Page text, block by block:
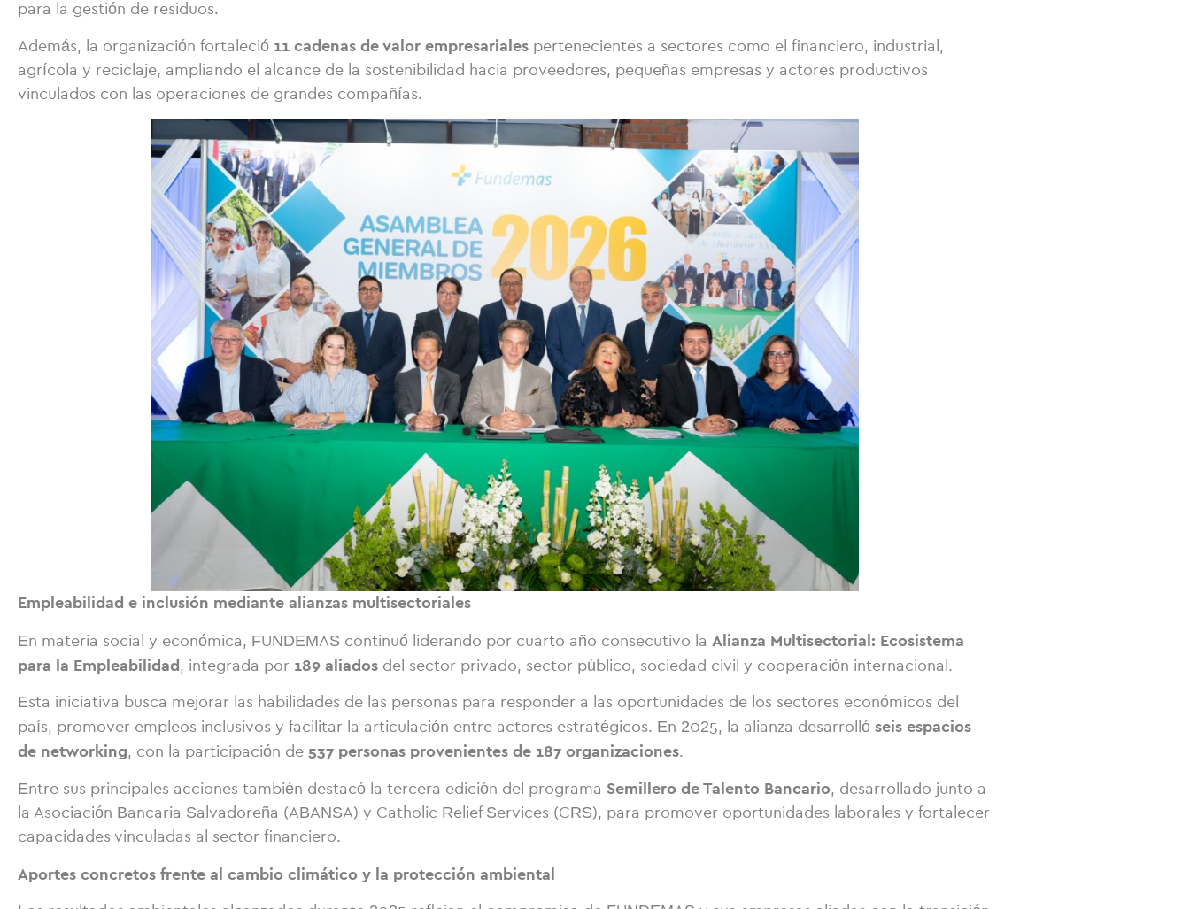
para la gestión de residuos.
Además, la organización fortaleció 11 cadenas de valor empresariales pertenecientes a sectores como el financiero, industrial,
agrícola y reciclaje, ampliando el alcance de la sostenibilidad hacia proveedores, pequeñas empresas y actores productivos
vinculados con las operaciones de grandes compañías.
Empleabilidad e inclusión mediante alianzas multisectoriales
En materia social y económica, FUNDEMAS continuó liderando por cuarto año consecutivo la Alianza Multisectorial: Ecosistema
para la Empleabilidad , integrada por 189 aliados del sector privado, sector público, sociedad civil y cooperación internacional.
Esta iniciativa busca mejorar las habilidades de las personas para responder a las oportunidades de los sectores económicos del
país, promover empleos inclusivos y facilitar la articulación entre actores estratégicos. En 2025, la alianza desarrolló seis espacios
de networking, con la participación de 537 personas provenientes de 187 organizaciones.
Entre sus principales acciones también destacó la tercera edición del programa Semillero de Talento Bancario, desarrollado junto a
la Asociación Bancaria Salvadoreña (ABANSA) y Catholic Relief Services (CRS), para promover oportunidades laborales y fortalecer
capacidades vinculadas al sector financiero.
Aportes concretos frente al cambio climático y la protección ambiental